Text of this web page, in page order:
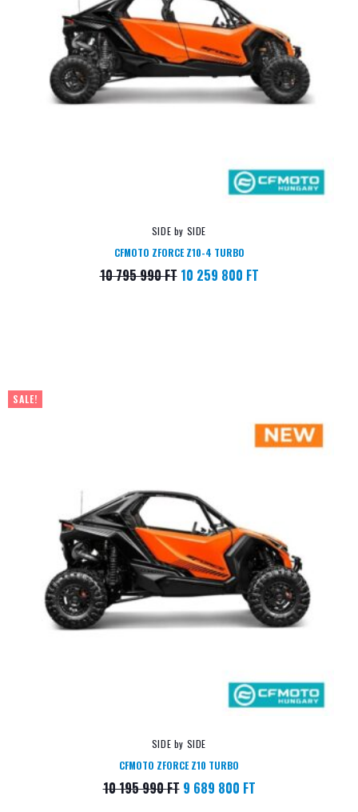
SIDE by SIDE
CFMOTO ZFORCE Z10-4 TURBO
10 795 990FT 10 259 800 FT
SALE!
SIDE by SIDE
CFMOTO ZFORCE Z10 TURBO
10 195 990FT 9 689 800 FT